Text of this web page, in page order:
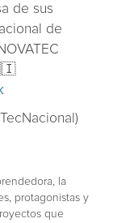
de sus
de
la
protagonistas y
que